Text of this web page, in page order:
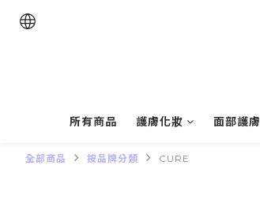
所有商品 護膚化妝 面部護膚
全部商品 按品牌分類 CURE